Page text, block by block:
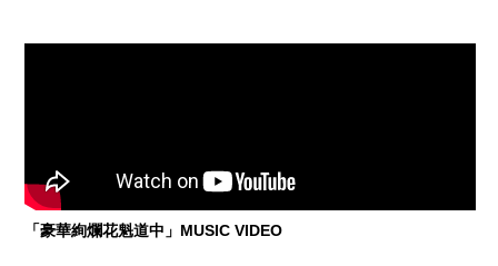
「豪華絢爛花魁道中」MUSIC VIDEO